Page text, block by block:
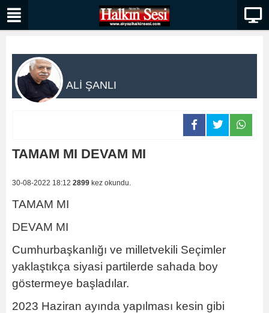
ALİ ŞANLI
TAMAM MI DEVAM MI
30-08-2022 18:12 2899 kez okundu.
TAMAM MI
DEVAM MI
Cumhurbaşkanlığı ve milletvekili Seçimler
yaklaştıkça siyasi partilerde sahada boy
göstermeye başladılar.
2023 Haziran ayında yapılması kesin gibi